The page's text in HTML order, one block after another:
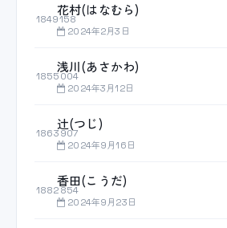
1849158
花村(はなむら)
2024年2月3日
1855004
浅川(あさかわ)
2024年3月12日
1863907
辻(つじ)
2024年9月16日
1882854
香田(こうだ)
2024年9月23日